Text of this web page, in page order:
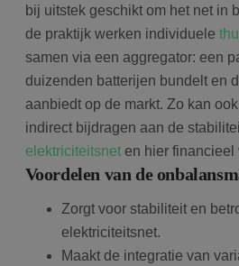
bij uitstek geschikt om het net in
de praktijk werken individuele
samen via een aggregator: een
duizenden batterijen bundelt en
aanbiedt op de markt. Zo kan
indirect bijdragen aan de
elektriciteitsneten hier financieel
Voordelen van de
Zorgt voor stabiliteit en
elektriciteitsnet.
Maakt de integratie van